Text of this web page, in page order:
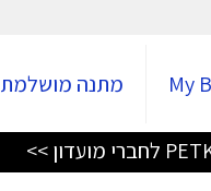
מתנה מושלמת